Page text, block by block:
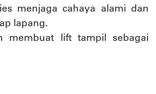
menjaga cahaya alami dan
lapang.
membuat lift tampil sebagai